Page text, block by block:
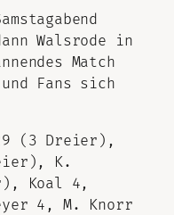
Walsrode in
Match
Fans sich
(3 Dreier),
K.
Koal 4,
4, M. Knorr